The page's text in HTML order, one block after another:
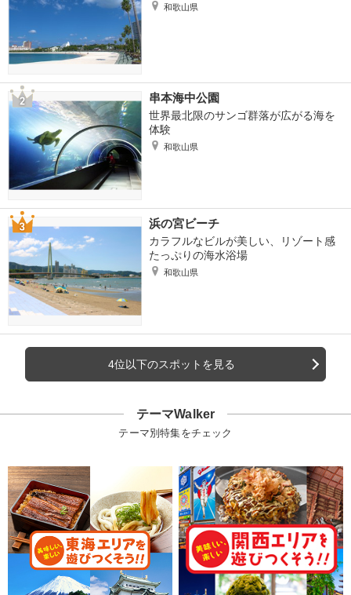
和歌山県
串本海中公園
世界最北限のサンゴ群落が広がる海を
体験
和歌山県
浜の宮ビーチ
カラフルなビルが美しい、リゾート感
たっぷりの海水浴場
和歌山県
4位以下のスポットを見る
テーマWalker
テーマ別特集をチェック